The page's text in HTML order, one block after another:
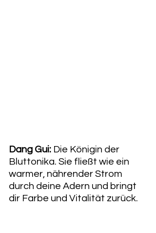
Dang Gui: Die Königin der
Bluttonika. Sie fließt wie ein
warmer, nährender Strom
durch deine Adern und bringt
dir Farbe und Vitalität zurück.